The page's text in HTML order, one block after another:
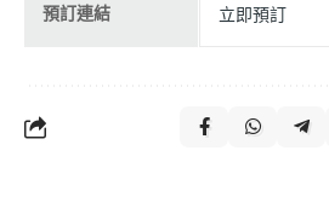
預訂連結 立即預訂